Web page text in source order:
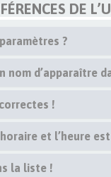
DE
?
nom d’apparaître
!
horaire et l’heure
la liste !